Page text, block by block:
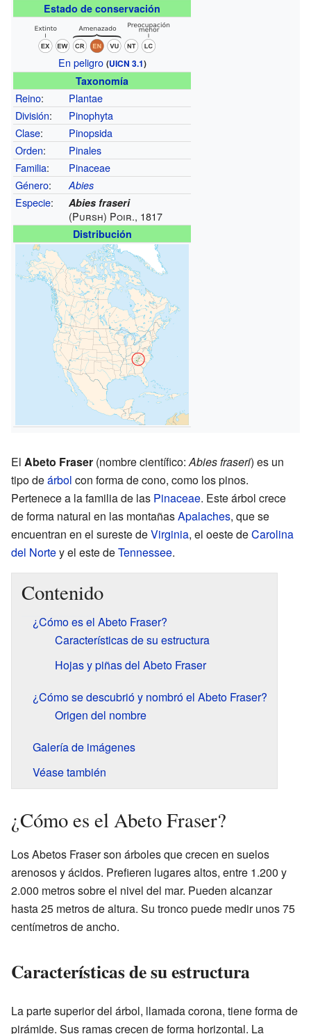
Estado de conservación
En peligro (UICN 3.1)
Taxonomía
Reino:
Plantae
División:
Pinophyta
Clase:
Pinopsida
Orden:
Pinales
Familia:
Pinaceae
Género: Abies
Especie: Abies fraseri
(Pursh) Poir., 1817
Distribución
El Abeto Fraser (nombre científico:Abies fraseri) es un
tipo deárbol con forma de cono, como los pinos.
Pertenece a la familia de las Pinaceae. Este árbol crece
de forma natural en las montañasApalaches, que se
encuentran en el sureste deVirginia, el oeste deCarolina
del Nortey el este deTennessee.
Contenido
¿Cómo es el Abeto Fraser?
Características de su estructura
Hojas y piñas del Abeto Fraser
¿Cómo se descubrió y nombró el Abeto Fraser?
Origen del nombre
Galería de imágenes
Véase también
¿Cómo es el Abeto Fraser?
Los Abetos Fraser son árboles que crecen en suelos
arenosos y ácidos. Prefieren lugares altos, entre 1.200 y
2.000 metros sobre el nivel del mar. Pueden alcanzar
hasta 25 metros de altura. Su tronco puede medir unos 75
centímetros de ancho.
Características de su estructura
La parte superior del árbol, llamada corona, tiene forma de
pirámide. Sus ramas crecen de forma horizontal. La